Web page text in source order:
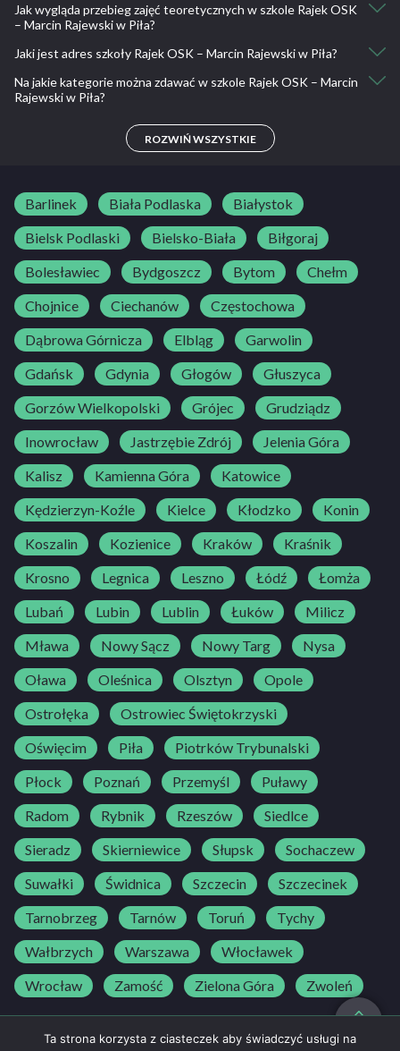
Kurs kat. B+E: 1200
Kurs kat. C, C+E: 2200
Jazdy dodatkowe: 60
602 394 830
Jak wygląda przebieg zajęć teoretycznych w szkole Rajek OSK
– Marcin Rajewski w Piła?
Nauka teorii - zasad drogowych, poruszania się po drogach. Zdanie
egzaminu teoretycznego.
Jaki jest adres szkoły Rajek OSK – Marcin Rajewski w Piła?
Światowida 1, 64-920 Piła, Polska
Na jakie kategorie można zdawać w szkole Rajek OSK – Marcin
Rajewski w Piła?
A, A1, A2, AM, B, B+E, C, C+E, D
ROZWIŃ WSZYSTKIE
Barlinek Biała Podlaska
Białystok
Bielsk Podlaski
Bielsko-Biała
Biłgoraj
Bolesławiec
Bydgoszcz Bytom
Chełm
Chojnice
Ciechanów
Częstochowa
Dąbrowa Górnicza
Elbląg
Garwolin
Gdańsk
Gdynia Głogów
Głuszyca
Gorzów Wielkopolski
Grójec
Grudziądz
Inowrocław
Jastrzębie Zdrój
Jelenia Góra
Kalisz
Kamienna Góra
Katowice
Kędzierzyn-Koźle
Kielce Kłodzko
Konin
Koszalin
Kozienice Kraków
Kraśnik
Krosno
Legnica Leszno Łódź
Łomża
Lubań
Lubin Lublin Łuków
Milicz
Mława
Nowy Sącz Nowy Targ
Nysa
Oława
Oleśnica Olsztyn
Opole
Ostrołęka
Ostrowiec Świętokrzyski
Oświęcim
Piła
Piotrków Trybunalski
Płock
Poznań Przemyśl
Puławy
Radom
Rybnik Rzeszów
Siedlce
Sieradz
Skierniewice Słupsk
Sochaczew
Suwałki
Świdnica Szczecin
Szczecinek
Tarnobrzeg
Tarnów Toruń
Tychy
Wałbrzych
Warszawa
Włocławek
Wrocław
Zamość Zielona Góra Zwoleń
Ta strona korzysta z ciasteczek aby świadczyć usługi na